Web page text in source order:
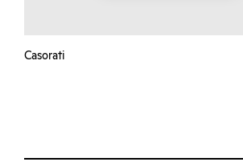
Casorati